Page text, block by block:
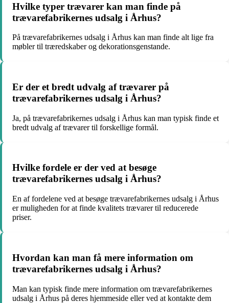
Hvilke typer trævarer kan man finde på
trævarefabrikernes udsalg i Århus?
På trævarefabrikernes udsalg i Århus kan man finde alt lige fra
møbler til træredskaber og dekorationsgenstande.
Er der et bredt udvalg af trævarer på
trævarefabrikernes udsalg i Århus?
Ja, på trævarefabrikernes udsalg i Århus kan man typisk finde et
bredt udvalg af trævarer til forskellige formål.
Hvilke fordele er der ved at besøge
trævarefabrikernes udsalg i Århus?
En af fordelene ved at besøge trævarefabrikernes udsalg i Århus
er muligheden for at finde kvalitets trævarer til reducerede
priser.
Hvordan kan man få mere information om
trævarefabrikernes udsalg i Århus?
Man kan typisk finde mere information om trævarefabrikernes
udsalg i Århus på deres hjemmeside eller ved at kontakte dem